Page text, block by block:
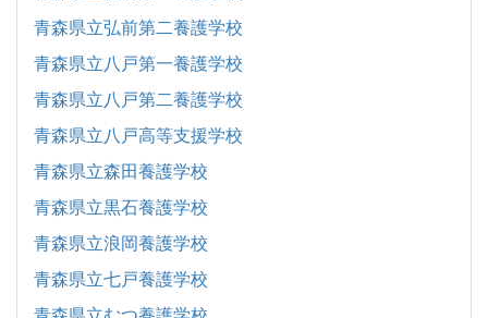
青森県立弘前第二養護学校
青森県立八戸第一養護学校
青森県立八戸第二養護学校
青森県立八戸高等支援学校
青森県立森田養護学校
青森県立黒石養護学校
青森県立浪岡養護学校
青森県立七戸養護学校